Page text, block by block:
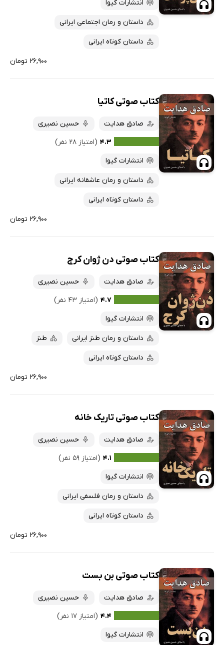
انتشارات گیوا
داستان و رمان اجتماعی ایرانی
داستان کوتاه ایرانی
۲۶,۹۰۰ تومان
کتاب صوتی کاتیا
صادق هدایت
حسین نصیری
۴.۳ (امتیاز ۲۸ نفر)
انتشارات گیوا
داستان و رمان عاشقانه ایرانی
داستان کوتاه ایرانی
۲۶,۹۰۰ تومان
کتاب صوتی دن ژوان کرج
صادق هدایت
حسین نصیری
۴.۷ (امتیاز ۴۳ نفر)
انتشارات گیوا
داستان و رمان طنز ایرانی طنز
داستان کوتاه ایرانی
۲۶,۹۰۰ تومان
کتاب صوتی تاریک خانه
صادق هدایت
حسین نصیری
۴.۱ (امتیاز ۵۹ نفر)
انتشارات گیوا
داستان و رمان فلسفی ایرانی
داستان کوتاه ایرانی
۲۶,۹۰۰ تومان
کتاب صوتی بن بست
صادق هدایت
حسین نصیری
۴.۴ (امتیاز ۱۷ نفر)
انتشارات گیوا